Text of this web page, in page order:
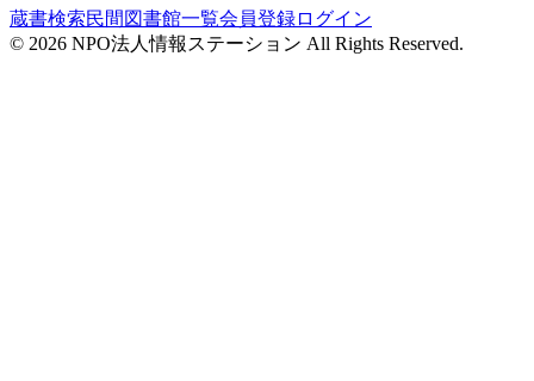
蔵書検索民間図書館一覧会員登録ログイン
© 2026 NPO法人情報ステーション All Rights Reserved.